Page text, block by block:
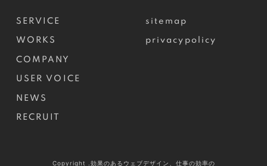
SERVICE
WORKS
COMPANY
USER VOICE
NEWS
RECRUIT
sitemap
privacypolicy
Copyright .効果のあるウェブデザイン、仕事の効率の